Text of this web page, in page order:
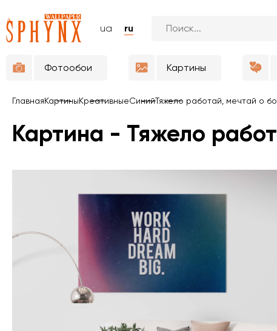
ua ru
Фотообои Картины
ГлавнаяКартиныКреативныеСинийТяжело работай, мечтай о
Картина - Тяжело